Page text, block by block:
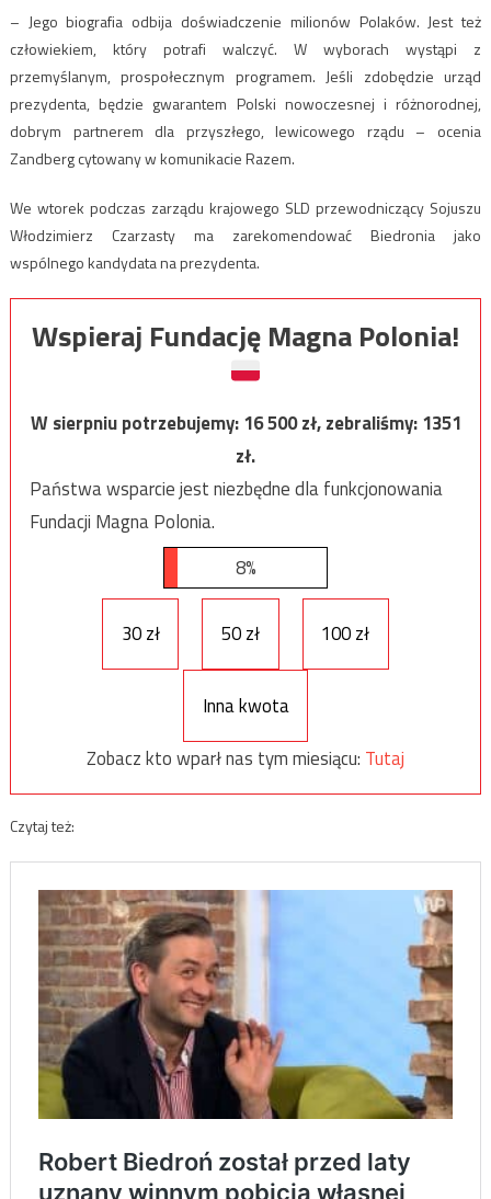
– Jego biografia odbija doświadczenie milionów Polaków. Jest też
człowiekiem, który potrafi walczyć. W wyborach wystąpi z
przemyślanym, prospołecznym programem. Jeśli zdobędzie urząd
prezydenta, będzie gwarantem Polski nowoczesnej i różnorodnej,
dobrym partnerem dla przyszłego, lewicowego rządu – ocenia
Zandberg cytowany w komunikacie Razem.
We wtorek podczas zarządu krajowego SLD przewodniczący Sojuszu
Włodzimierz Czarzasty ma zarekomendować Biedronia jako
wspólnego kandydata na prezydenta.
Wspieraj Fundację Magna Polonia!
W sierpniu potrzebujemy:16 500zł, zebraliśmy:1351
zł.
Państwa wsparcie jest niezbędne dla funkcjonowania
Fundacji Magna Polonia.
8%
30 zł 50 zł 100 zł
Inna kwota
Zobacz kto wparł nas tym miesiącu: Tutaj
Czytaj też: